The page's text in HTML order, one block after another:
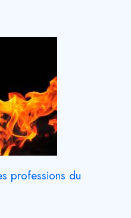
professions du